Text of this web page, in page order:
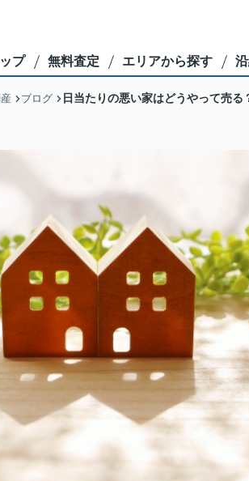
ップ 無料査定 エリアから探す
ブログ 日当たりの悪い家はどうやって売る